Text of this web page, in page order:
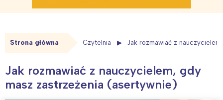
Strona główna Czytelnia Jak rozmawiać z
Jak rozmawiać z nauczycielem, gdy
masz zastrzeżenia (asertywnie)